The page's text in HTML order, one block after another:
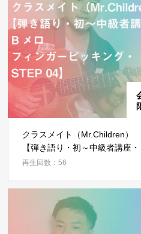
クラスメイト（Mr.Children）
【弾き語り・初～中級者講座・B
メロ フィンガーピッキング・
再生回数：56